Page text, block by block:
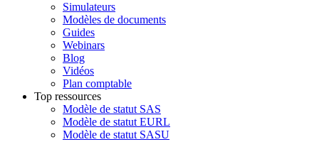
Simulateurs
Modèles de documents
Guides
Webinars
Blog
Vidéos
Plan comptable
Top ressources
Modèle de statut SAS
Modèle de statut EURL
Modèle de statut SASU